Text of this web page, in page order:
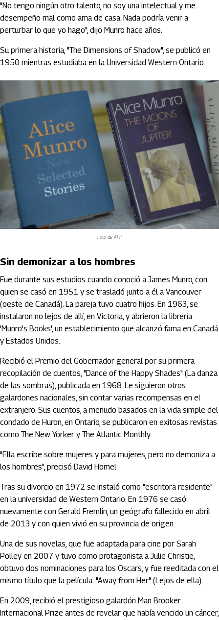
"No tengo ningún otro talento, no soy una intelectual y me
desempeño mal como ama de casa. Nada podría venir a
perturbar lo que yo hago", dijo Munro hace años.
Su primera historia, "The Dimensions of Shadow", se publicó en
1950 mientras estudiaba en la Universidad Western Ontario.
Foto de AFP
Sin demonizar a los hombres
Fue durante sus estudios cuando conoció a James Munro, con
quien se casó en 1951 y se trasladó junto a él a Vancouver
(oeste de Canadá). La pareja tuvo cuatro hijos. En 1963, se
instalaron no lejos de allí, en Victoria, y abrieron la librería
'Munro's Books', un establecimiento que alcanzó fama en Canadá
y Estados Unidos.
Recibió el Premio del Gobernador general por su primera
recopilación de cuentos, "Dance of the Happy Shades" (La danza
de las sombras), publicada en 1968. Le siguieron otros
galardones nacionales, sin contar varias recompensas en el
extranjero. Sus cuentos, a menudo basados en la vida simple del
condado de Huron, en Ontario, se publicaron en exitosas revistas
como The New Yorker y The Atlantic Monthly.
"Ella escribe sobre mujeres y para mujeres, pero no demoniza a
los hombres", precisó David Homel.
Tras su divorcio en 1972 se instaló como "escritora residente"
en la universidad de Western Ontario. En 1976 se casó
nuevamente con Gerald Fremlin, un geógrafo fallecido en abril
de 2013 y con quien vivió en su provincia de origen.
Una de sus novelas, que fue adaptada para cine por Sarah
Polley en 2007 y tuvo como protagonista a Julie Christie,
obtuvo dos nominaciones para los Oscars, y fue reeditada con el
mismo título que la película: "Away from Her" (Lejos de ella).
En 2009, recibió el prestigioso galardón Man Brooker
Internacional Prize antes de revelar que había vencido un cáncer,